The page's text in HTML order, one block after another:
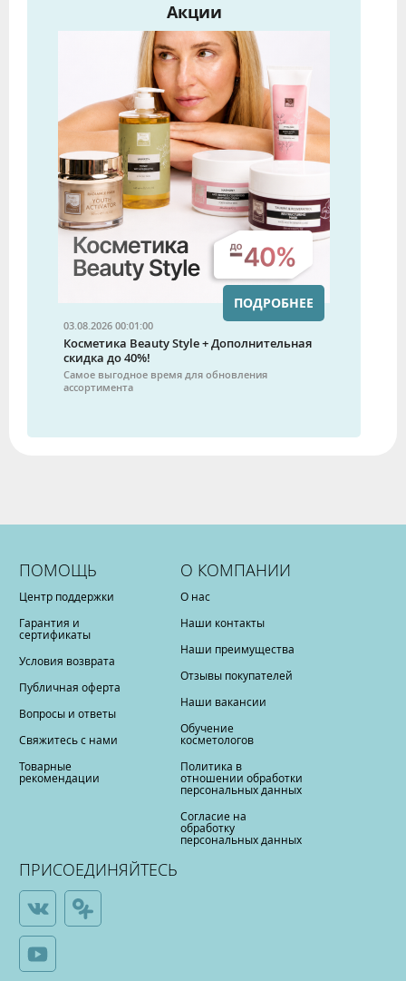
Акции
03.08.2026 00:01:00
Косметика Beauty Style + Дополнительная
скидка до 40%!
Самое выгодное время для обновления
ассортимента
ПОДРОБНЕЕ
ПОМОЩЬ
Центр поддержки
Гарантия и
сертификаты
Условия возврата
Публичная оферта
Вопросы и ответы
Свяжитесь с нами
Товарные
рекомендации
О КОМПАНИИ
О нас
Наши контакты
Наши преимущества
Отзывы покупателей
Наши вакансии
Обучение
косметологов
Политика в
отношении обработки
персональных данных
Согласие на
обработку
персональных данных
ПРИСОЕДИНЯЙТЕСЬ